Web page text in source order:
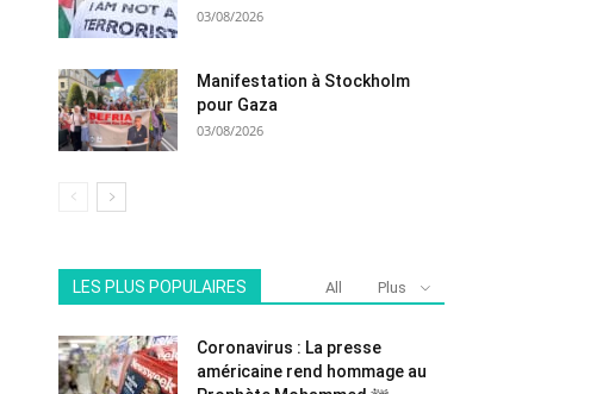
03/08/2026
Manifestation à Stockholm
pour Gaza
03/08/2026
LES PLUS POPULAIRES All Plus
Coronavirus : La presse
américaine rend hommage au